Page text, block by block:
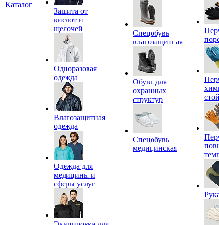
Каталог
Защита от
кислот и
щелочей
Одноразовая
одежда
Влагозащитная
одежда
Одежда для
медицины и
сферы услуг
Спецобувь
влагозащитная
Обувь для
охранных
структур
Спецобувь
медицинская